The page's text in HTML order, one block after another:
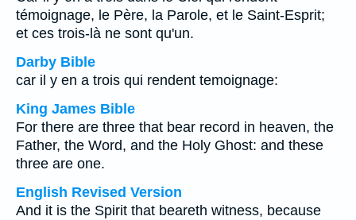
témoignage, le Père, la Parole, et le Saint-Esprit;
et ces trois-là ne sont qu'un.
Darby Bible
car il y en a trois qui rendent temoignage:
King James Bible
For there are three that bear record in heaven, the
Father, the Word, and the Holy Ghost: and these
three are one.
English Revised Version
And it is the Spirit that beareth witness, because